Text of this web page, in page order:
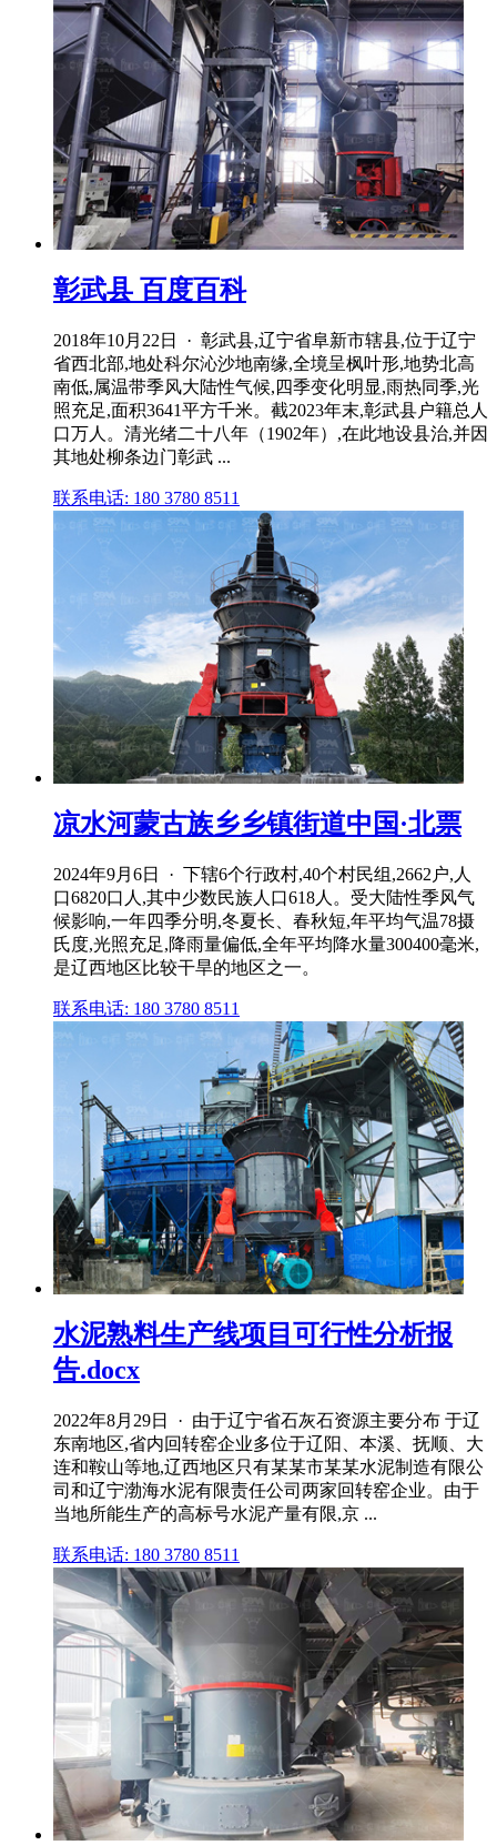
彰武县 百度百科
2018年10月22日 · 彰武县,辽宁省阜新市辖县,位于辽宁
省西北部,地处科尔沁沙地南缘,全境呈枫叶形,地势北高
南低,属温带季风大陆性气候,四季变化明显,雨热同季,光
照充足,面积3641平方千米。截2023年末,彰武县户籍总人
口万人。清光绪二十八年（1902年）,在此地设县治,并因
其地处柳条边门彰武 ...
联系电话: 180 3780 8511
凉水河蒙古族乡乡镇街道中国·北票
2024年9月6日 · 下辖6个行政村,40个村民组,2662户,人
口6820口人,其中少数民族人口618人。受大陆性季风气
候影响,一年四季分明,冬夏长、春秋短,年平均气温78摄
氏度,光照充足,降雨量偏低,全年平均降水量300400毫米,
是辽西地区比较干旱的地区之一。
联系电话: 180 3780 8511
水泥熟料生产线项目可行性分析报
告.docx
2022年8月29日 · 由于辽宁省石灰石资源主要分布 于辽
东南地区,省内回转窑企业多位于辽阳、本溪、抚顺、大
连和鞍山等地,辽西地区只有某某市某某水泥制造有限公
司和辽宁渤海水泥有限责任公司两家回转窑企业。由于
当地所能生产的高标号水泥产量有限,京 ...
联系电话: 180 3780 8511